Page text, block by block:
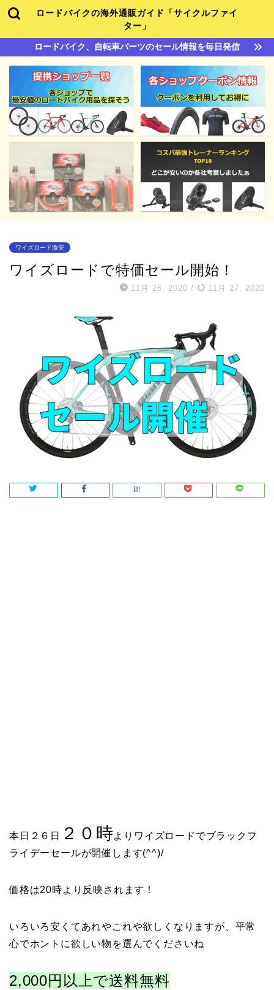
ロードバイクの海外通販ガイド「サイクルファイ
ター」
ロードバイク、自転車パーツのセール情報を毎日発信
ワイズロード激安
ワイズロードで特価セール開始！
11月 26, 2020 / 11月 27, 2020
本日２６日 ２０時よりワイズロードでブラックフ
ライデーセールが開催します(^^)/
価格は20時より反映されます！
いろいろ安くてあれやこれや欲しくなりますが、平常
心でホントに欲しい物を選んでくださいね
2,000円以上で送料無料